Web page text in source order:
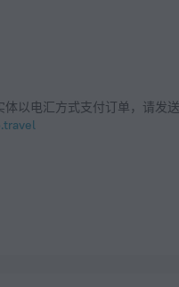
体以电汇方式支付订单，请发